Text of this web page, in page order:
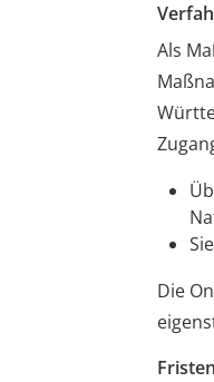
Als
Die
Fristen